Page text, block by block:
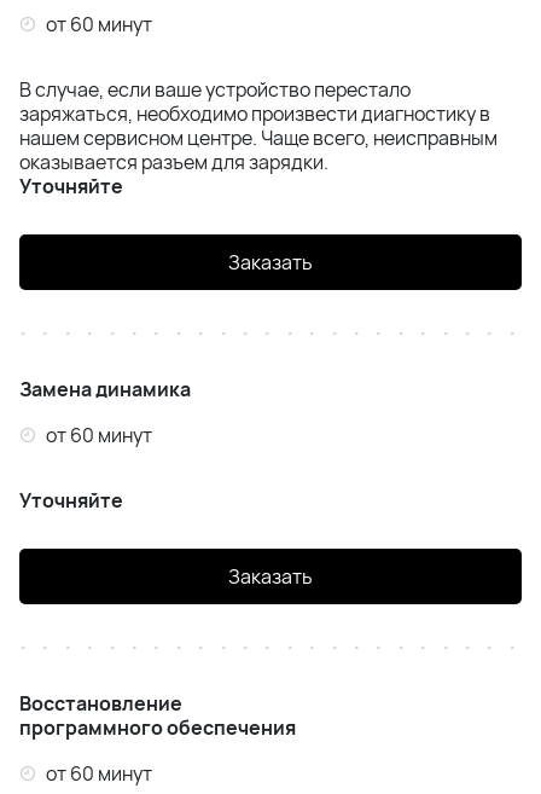
от 60 минут
В случае, если ваше устройство перестало
заряжаться, необходимо произвести диагностику в
нашем сервисном центре. Чаще всего, неисправным
оказывается разъем для зарядки.
Уточняйте
Заказать
Замена динамика
от 60 минут
Уточняйте
Заказать
Восстановление
программного обеспечения
от 60 минут